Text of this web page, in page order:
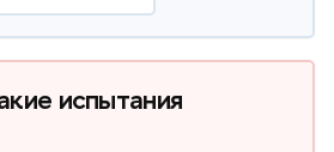
испытания